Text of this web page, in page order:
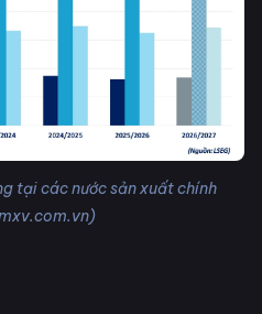
tại các nước sản xuất chính